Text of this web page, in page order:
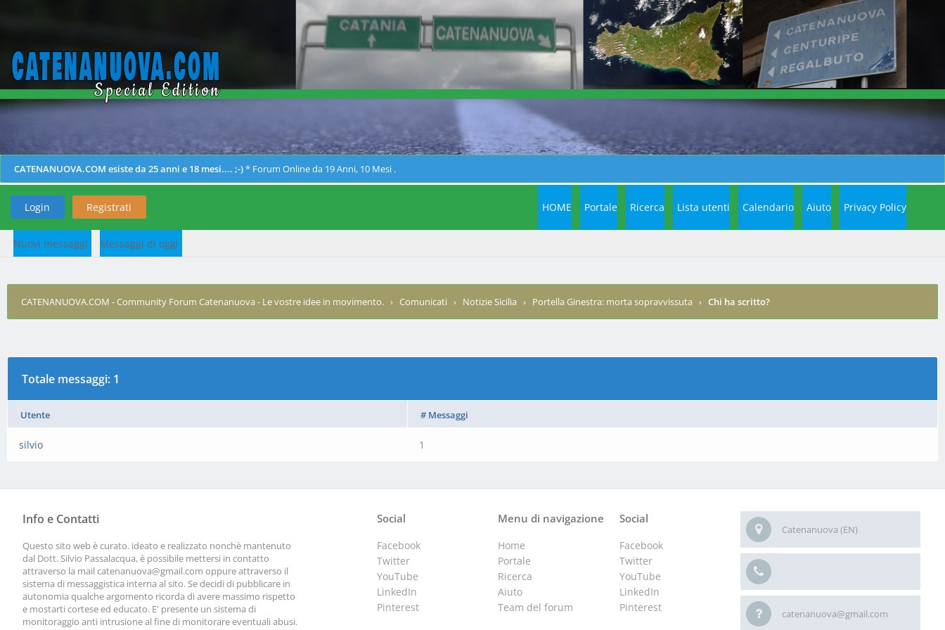
CATENANUOVA.COM esiste da 25 anni e 18 mesi.... ;-)* Forum Online da 19 Anni, 10 Mesi .
Login Registrati HOME Portale Ricerca Lista utenti Calendario Aiuto Privacy Policy
Nuovi messaggi Messaggi di oggi
CATENANUOVA.COM - Community Forum Catenanuova - Le vostre idee in movimento. › Comunicati › Notizie Sicilia › Portella Ginestra: morta sopravvissuta › Chi ha scritto?
Totale messaggi: 1
Utente # Messaggi
silvio 1
Info e Contatti
Questo sito web è curato. ideato e realizzato nonchè mantenuto
dal Dott. Silvio Passalacqua, è possibile mettersi in contatto
attraverso la mail catenanuova@gmail.com oppure attraverso il
sistema di messaggistica interna al sito. Se decidi di pubblicare in
autonomia qualche argomento ricorda di avere massimo rispetto
e mostarti cortese ed educato. E' presente un sistema di
monitoraggio anti intrusione al fine di monitorare eventuali abusi.
Catenanuova (EN)
catenanuova@gmail.com
Social
Facebook
Twitter
YouTube
LinkedIn
Pinterest
Menu di navigazione
Home
Portale
Ricerca
Aiuto
Team del forum
Social
Facebook
Twitter
YouTube
LinkedIn
Pinterest